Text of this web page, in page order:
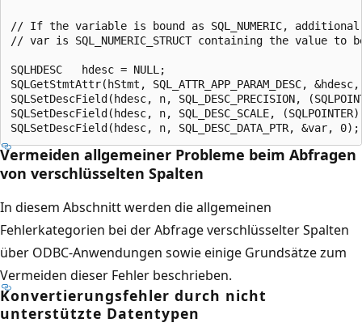
// If the variable is bound as SQL_NUMERIC,
// var is SQL_NUMERIC_STRUCT containing the value to
SQLHDESC   hdesc = NULL;
SQLGetStmtAttr(hStmt, SQL_ATTR_APP_PARAM_DESC,
SQLSetDescField(hdesc, n, SQL_DESC_PRECISION,
SQLSetDescField(hdesc, n, SQL_DESC_SCALE,
Vermeiden allgemeiner Probleme beim Abfragen
von verschlüsselten Spalten
In diesem Abschnitt werden die allgemeinen
Fehlerkategorien bei der Abfrage verschlüsselter Spalten
über ODBC-Anwendungen sowie einige Grundsätze zum
Vermeiden dieser Fehler beschrieben.
Konvertierungsfehler durch nicht
unterstützte Datentypen